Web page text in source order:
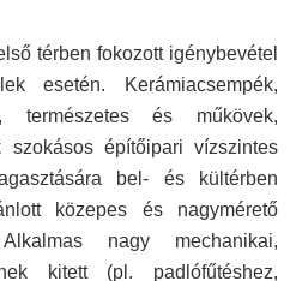
térben fokozott igénybevétel
esetén. Kerámiacsempék,
természetes és műkövek,
szokásos építőipari vízszintes
bel- és kültérben
közepes és nagymérető
nagy mechanikai,
kitett (pl. padlófűtéshez,